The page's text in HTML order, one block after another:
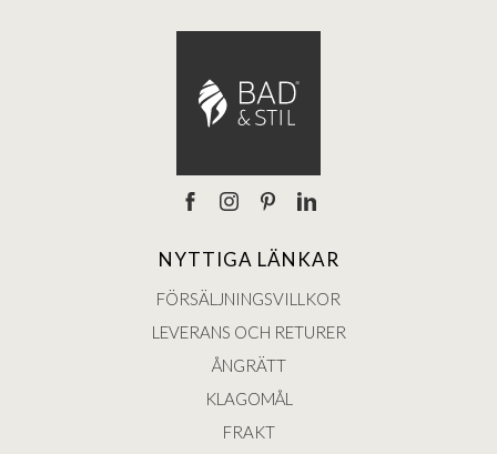
NYTTIGA LÄNKAR
FÖRSÄLJNINGSVILLKOR
LEVERANS OCH RETURER
ÅNGRÄTT
KLAGOMÅL
FRAKT